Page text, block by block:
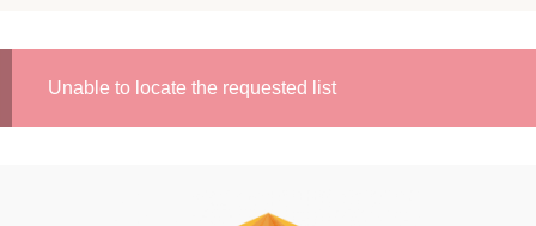
Unable to locate the requested list